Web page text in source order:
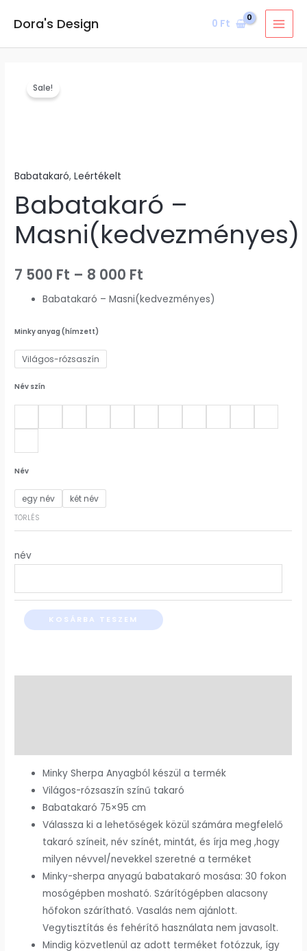
Dora's Design 0 Ft
Sale!
Babatakaró,Leértékelt
Babatakaró –
Masni(kedvezményes)
7 500 Ft – 8 000 Ft
000 Ft
Babatakaró – Masni(kedvezményes)
Minky anyag (hímzett)
Világos-rózsaszín
Név szín
Név
egy név két név
TÖRLÉS
név
KOSÁRBA TESZEM
Minky Sherpa Anyagból készül a termék
Világos-rózsaszín színű takaró
Babatakaró 75×95 cm
Válassza ki a lehetőségek közül számára megfelelő
takaró színeit, név színét, mintát, és írja meg ,hogy
milyen névvel/nevekkel szeretné a terméket
Minky-sherpa anyagú babatakaró mosása: 30 fokon
mosógépben mosható. Szárítógépben alacsony
hőfokon szárítható. Vasalás nem ajánlott.
Vegytisztítás és fehérítő használata nem javasolt.
Mindig közvetlenül az adott terméket fotózzuk, így